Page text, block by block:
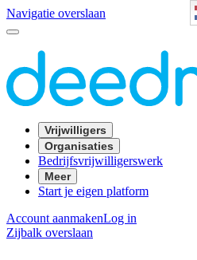
Navigatie overslaan
Vrijwilligers
Organisaties
Bedrijfsvrijwilligerswerk
Meer
Start je eigen platform
Account aanmakenLog in
Zijbalk overslaan